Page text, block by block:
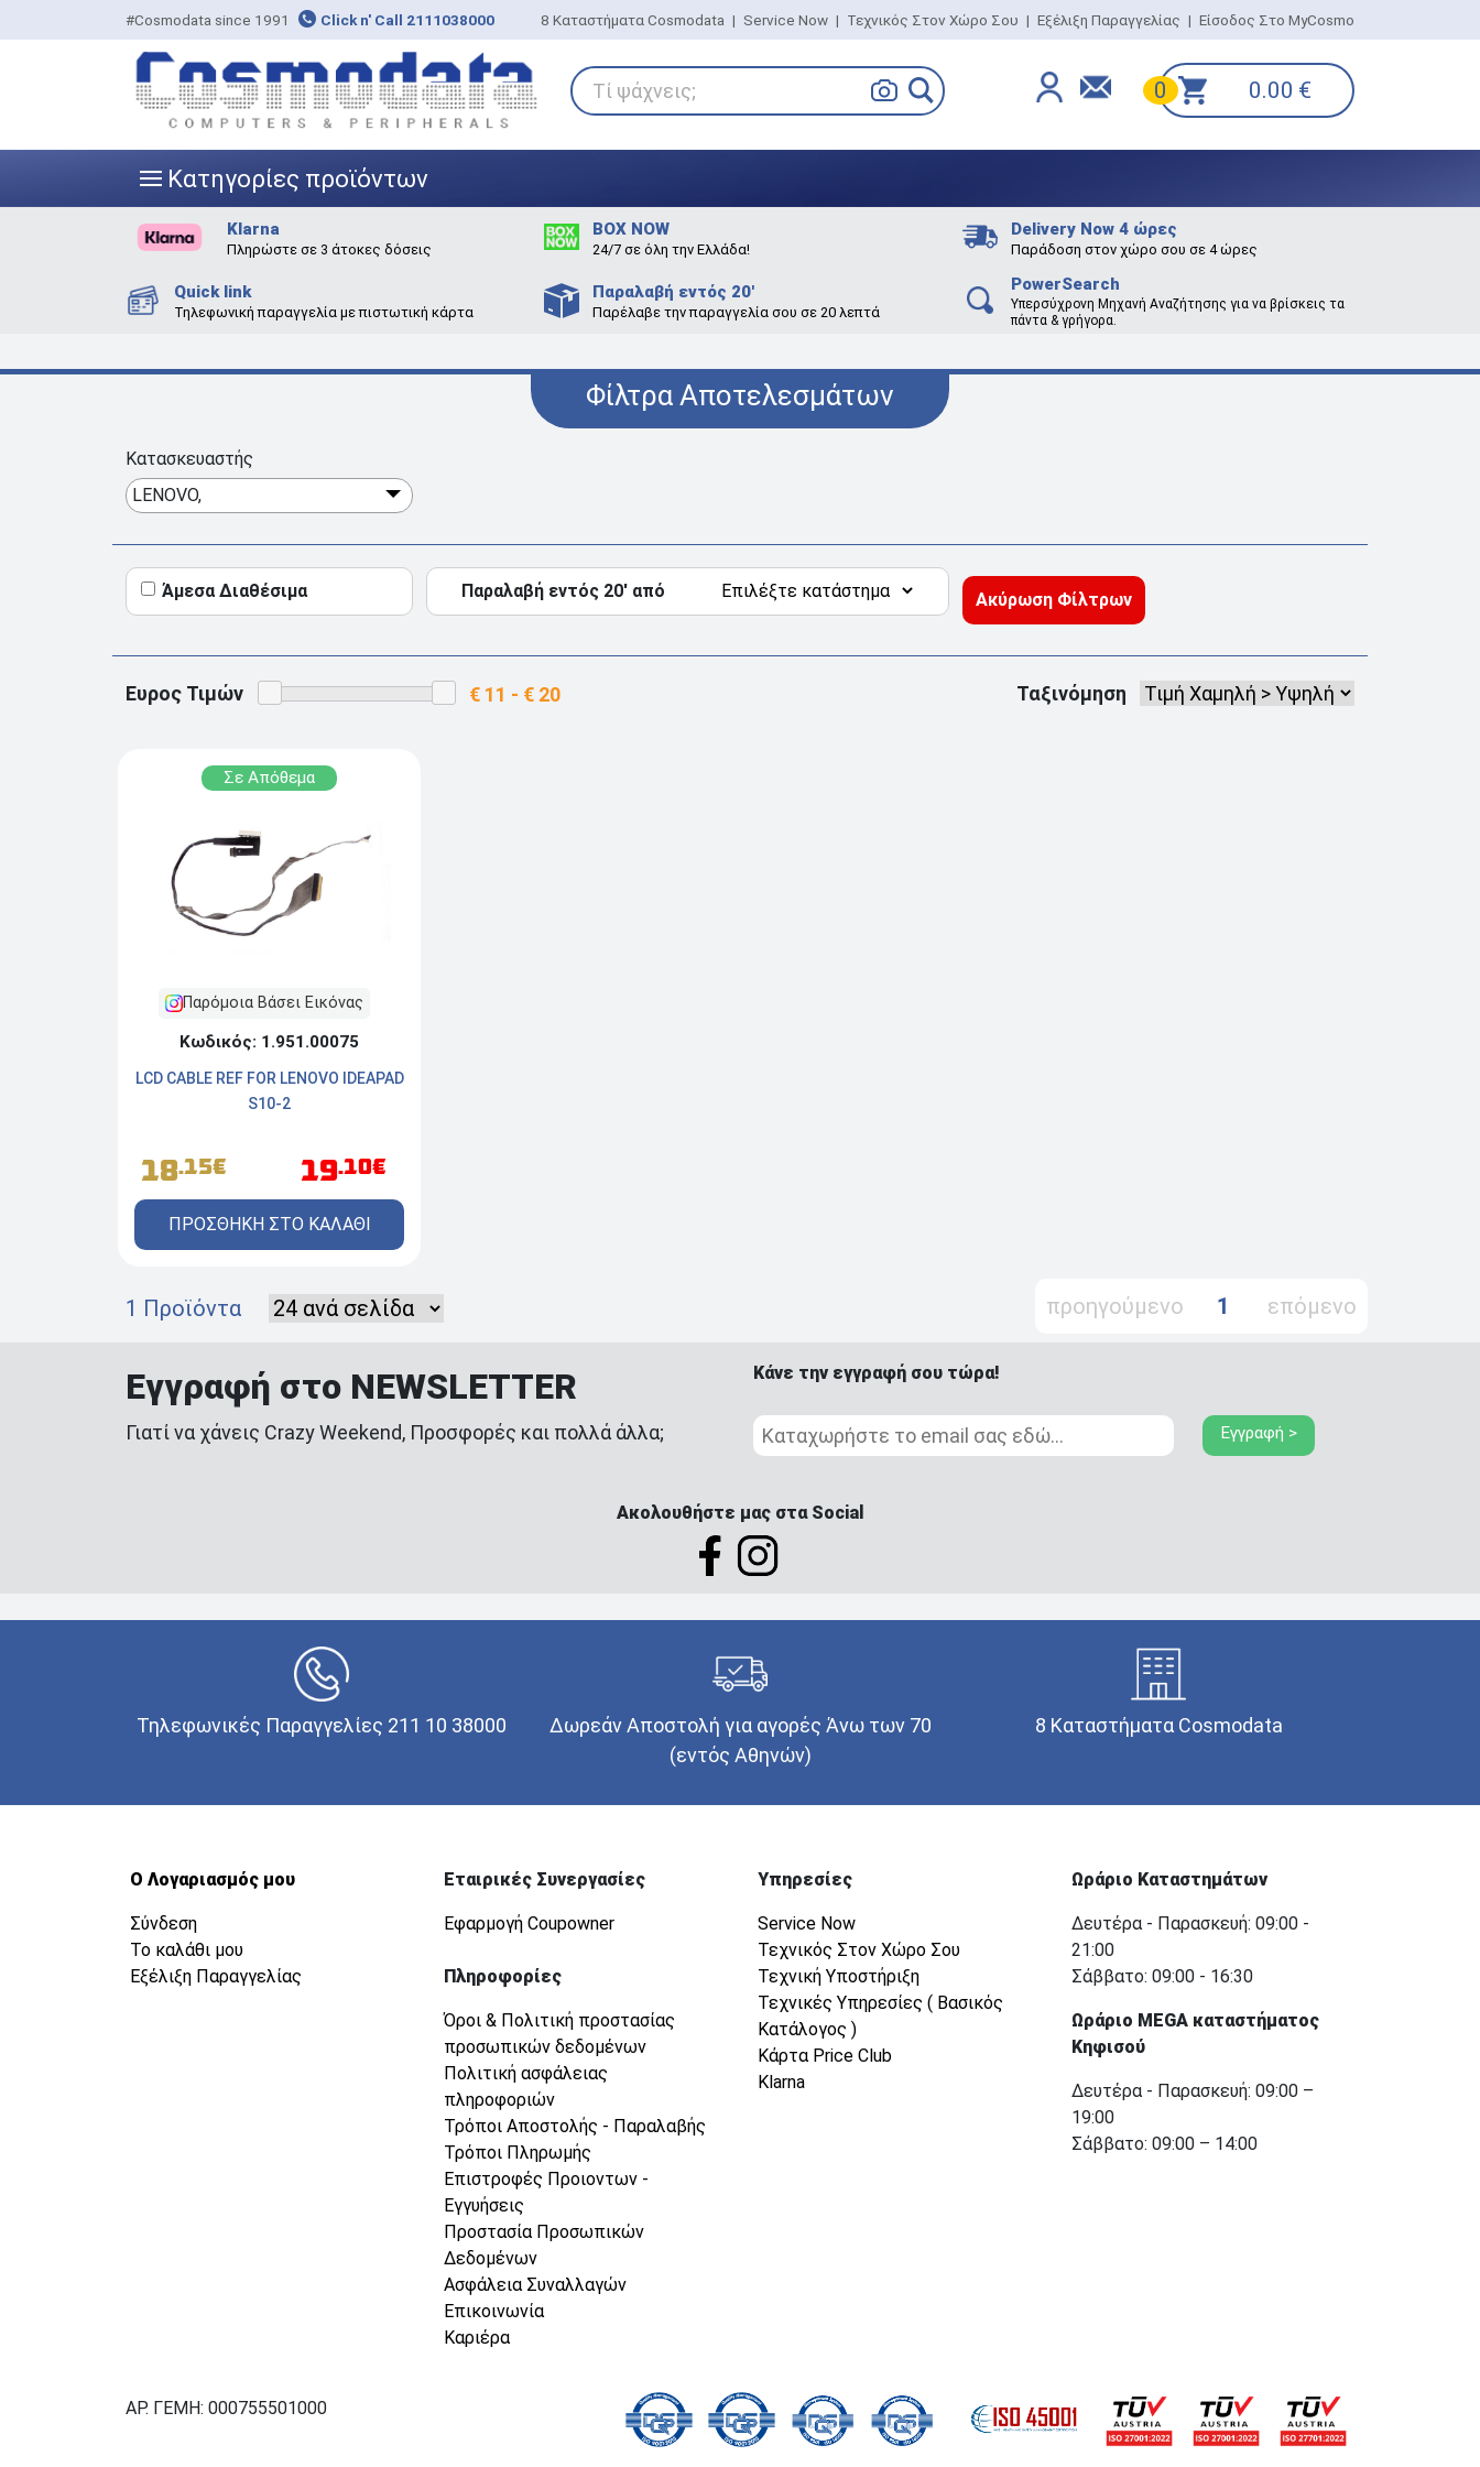
#Cosmodata since 1991 Click n' Call 2111038000 8 Καταστήματα Cosmodata | Service Now | Τεχνικός Στον Χώρο Σου | Εξέλιξη Παραγγελίας | Είσοδος Στο MyCosmo
Τί ψάχνεις; 0 0.00 €
||| Κατηγορίες προϊόντων
Klarna
Πληρώστε σε 3 άτοκες δόσεις
BOX NOW
24/7 σε όλη την Ελλάδα!
Delivery Now 4 ώρες
Παράδοση στον χώρο σου σε 4 ώρες
Quick link
Τηλεφωνική παραγγελία με πιστωτική κάρτα
Παραλαβή εντός 20'
Παρέλαβε την παραγγελία σου σε 20 λεπτά
PowerSearch
Υπερσύχρονη Μηχανή Αναζήτησης για να βρίσκεις τα
πάντα & γρήγορα.
Φίλτρα Αποτελεσμάτων
Κατασκευαστής
LENOVO,
Άμεσα Διαθέσιμα Παραλαβή εντός 20' από Ακύρωση Φίλτρων
Ευρος Τιμών Ταξινόμηση
Σε Απόθεμα
Παρόμοια Βάσει Εικόνας
Κωδικός: 1.951.00075
LCD CABLE REF FOR LENOVO IDEAPAD
S10-2
18.15€ 19.10€
ΠΡΟΣΘΗΚΗ ΣΤΟ ΚΑΛΑΘΙ
1 Προϊόντα προηγούμενο 1 επόμενο
Εγγραφή στο NEWSLETTER
Γιατί να χάνεις Crazy Weekend, Προσφορές και πολλά άλλα;
Κάνε την εγγραφή σου τώρα!
Εγγραφή >
Ακολουθήστε μας στα Social
Τηλεφωνικές Παραγγελίες 211 10 38000
Δωρεάν Αποστολή για αγορές Άνω των 70
(εντός Αθηνών)
8 Καταστήματα Cosmodata
Ο Λογαριασμός μου
Σύνδεση
Το καλάθι μου
Εξέλιξη Παραγγελίας
Εταιρικές Συνεργασίες
Εφαρμογή Coupowner
Πληροφορίες
Όροι & Πολιτική προστασίας
προσωπικών δεδομένων
Πολιτική ασφάλειας
πληροφοριών
Τρόποι Αποστολής - Παραλαβής
Τρόποι Πληρωμής
Επιστροφές Προιοντων -
Εγγυήσεις
Προστασία Προσωπικών
Δεδομένων
Ασφάλεια Συναλλαγών
Επικοινωνία
Καριέρα
Υπηρεσίες
Service Now
Τεχνικός Στον Χώρο Σου
Τεχνική Υποστήριξη
Τεχνικές Υπηρεσίες ( Βασικός
Κατάλογος )
Κάρτα Price Club
Klarna
Ωράριο Καταστημάτων
Δευτέρα - Παρασκευή: 09:00 -
21:00
Σάββατο: 09:00 - 16:30
Ωράριο MEGA καταστήματος
Κηφισού
Δευτέρα - Παρασκευή: 09:00 –
19:00
Σάββατο: 09:00 – 14:00
ΑΡ. ΓΕΜΗ: 000755501000